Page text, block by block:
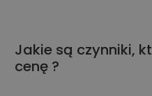
Jakie są czynniki,
cenę ?